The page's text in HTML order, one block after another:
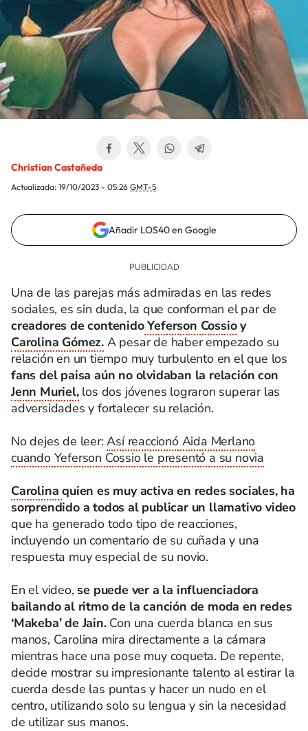
Christian Castañeda
Actualizada: 19/10/2023 - 05:26 GMT-5
Añadir LOS40 en Google
Una de las parejas más admiradas en las redes
sociales, es sin duda, la que conforman el par de
creadores de contenidoYeferson Cossioy
Carolina Gómez. A pesar de haber empezado su
relación en un tiempo muy turbulento en el que los
fans del paisa aún no olvidaban la relación con
Jenn Muriel,los dos jóvenes lograron superar las
adversidades y fortalecer su relación.
No dejes de leer:Así reaccionó Aida Merlano
cuando Yeferson Cossio le presentó a su novia
Carolinaquien es muy activa en redes sociales, ha
sorprendido a todos al publicar un llamativo video
que ha generado todo tipo de reacciones,
incluyendo un comentario de su cuñada y una
respuesta muy especial de su novio.
En el video, se puede ver a la influenciadora
bailando al ritmo de la canción de moda en redes
‘Makeba’ de Jain.Con una cuerda blanca en sus
manos, Carolina mira directamente a la cámara
mientras hace una pose muy coqueta. De repente,
decide mostrar su impresionante talento al estirar la
cuerda desde las puntas y hacer un nudo en el
centro, utilizando solo su lengua y sin la necesidad
de utilizar sus manos.